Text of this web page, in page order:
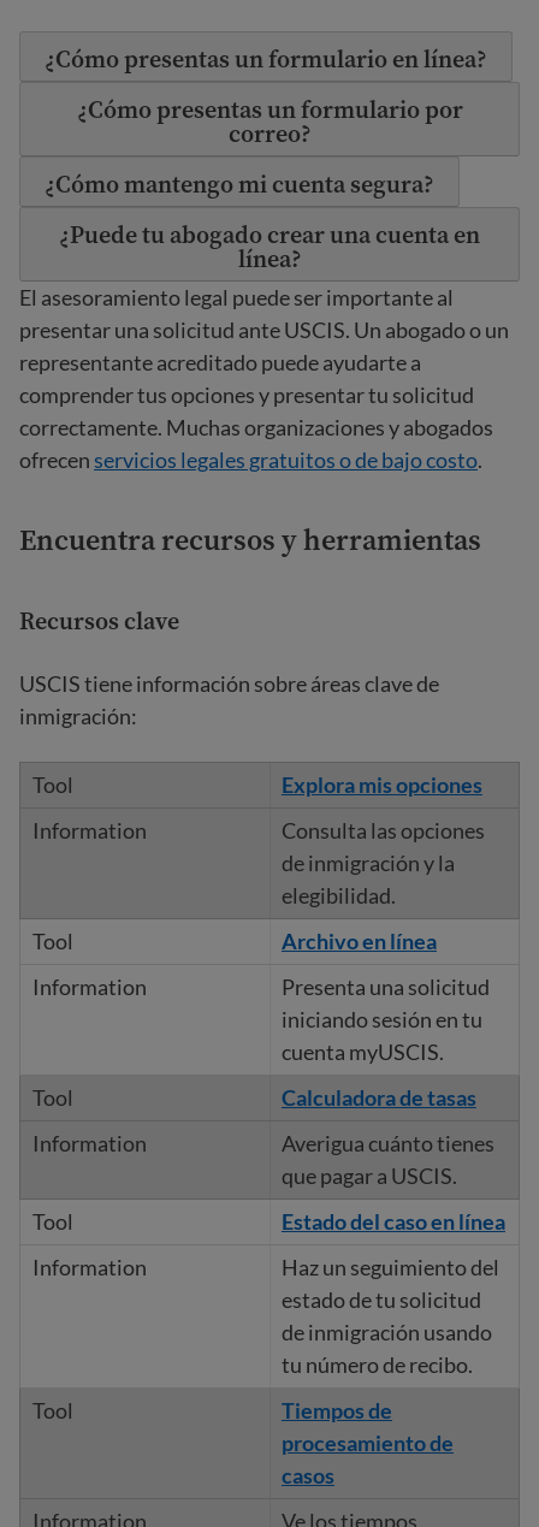
¿Cómo presentas un formulario en línea?
¿Cómo presentas un formulario por
correo?
¿Cómo mantengo mi cuenta segura?
¿Puede tu abogado crear una cuenta en
línea?
El asesoramiento legal puede ser importante al
presentar una solicitud ante USCIS. Un abogado o un
representante acreditado puede ayudarte a
comprender tus opciones y presentar tu solicitud
correctamente. Muchas organizaciones y abogados
ofrecenservicios legales gratuitos o de bajo costo.
Encuentra recursos y herramientas
Recursos clave
USCIS tiene información sobre áreas clave de
inmigración:
Explora mis opciones
Consulta las opciones
de inmigración y la
elegibilidad.
Archivo en línea
Presenta una solicitud
iniciando sesión en tu
cuenta myUSCIS.
Calculadora de tasas
Averigua cuánto tienes
que pagar a USCIS.
Estado del caso en línea
Haz un seguimiento del
estado de tu solicitud
de inmigración usando
tu número de recibo.
Tiempos de
procesamiento de
casos
Ve los tiempos